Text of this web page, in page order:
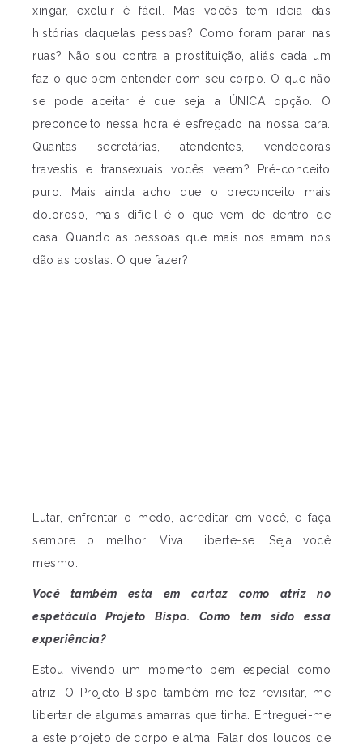
xingar, excluir é fácil. Mas vocês tem ideia das
histórias daquelas pessoas? Como foram parar nas
ruas? Não sou contra a prostituição, aliás cada um
faz o que bem entender com seu corpo. O que não
se pode aceitar é que seja a ÚNICA opção. O
preconceito nessa hora é esfregado na nossa cara.
Quantas secretárias, atendentes, vendedoras
travestis e transexuais vocês veem? Pré-conceito
puro. Mais ainda acho que o preconceito mais
doloroso, mais difícil é o que vem de dentro de
casa. Quando as pessoas que mais nos amam nos
dão as costas. O que fazer?
Lutar, enfrentar o medo, acreditar em você, e faça
sempre o melhor. Viva. Liberte-se. Seja você
mesmo.
Você também esta em cartaz como atriz no
espetáculo Projeto Bispo. Como tem sido essa
experiência?
Estou vivendo um momento bem especial como
atriz. O Projeto Bispo também me fez revisitar, me
libertar de algumas amarras que tinha. Entreguei-me
a este projeto de corpo e alma. Falar dos loucos de